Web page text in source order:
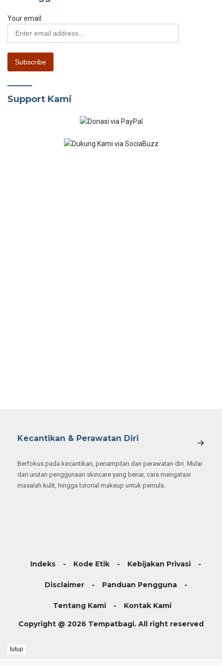
Your email:
Support Kami
Kecantikan & Perawatan Diri
Berfokus pada kecantikan, penampilan dan perawatan diri. Mulai
dari urutan penggunaan skincare yang benar, cara mengatasi
masalah kulit, hingga tutorial makeup untuk pemula.
Indeks Kode Etik Kebijakan Privasi
Disclaimer Panduan Pengguna
Tentang Kami Kontak Kami
Copyright @ 2026 Tempatbagi. All right reserved
tutup